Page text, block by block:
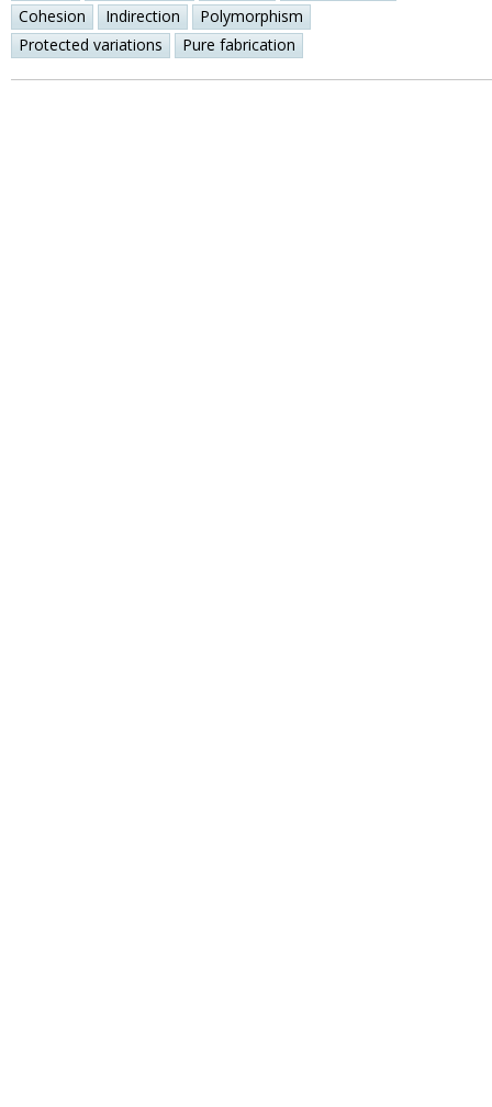
Cohesion
Indirection
Polymorphism
Protected variations
Pure fabrication